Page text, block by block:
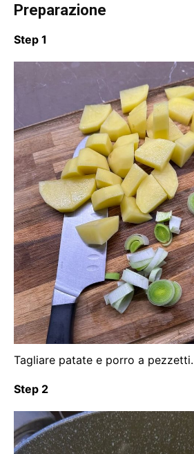
Preparazione
Step 1
Tagliare patate e porro a pezzetti.
Step 2